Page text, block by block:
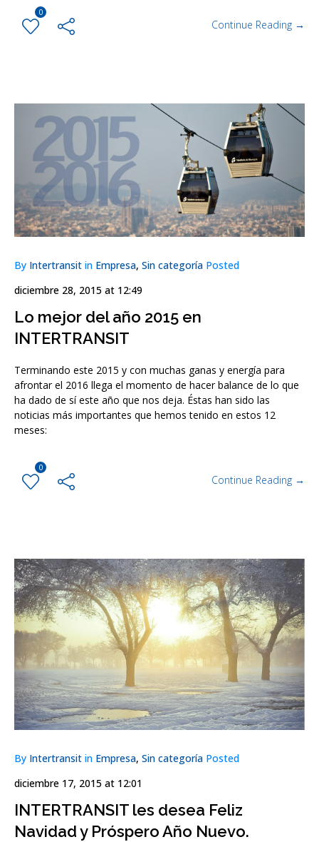
0
Continue Reading →
By Intertransit in Empresa, Sin categoría Posted
diciembre 28, 2015 at 12:49
Lo mejor del año 2015 en
INTERTRANSIT
Terminando este 2015 y con muchas ganas y energía para
afrontar el 2016 llega el momento de hacer balance de lo que
ha dado de sí este año que nos deja. Éstas han sido las
noticias más importantes que hemos tenido en estos 12
meses:
0
Continue Reading →
By Intertransit in Empresa, Sin categoría Posted
diciembre 17, 2015 at 12:01
INTERTRANSIT les desea Feliz
Navidad y Próspero Año Nuevo.